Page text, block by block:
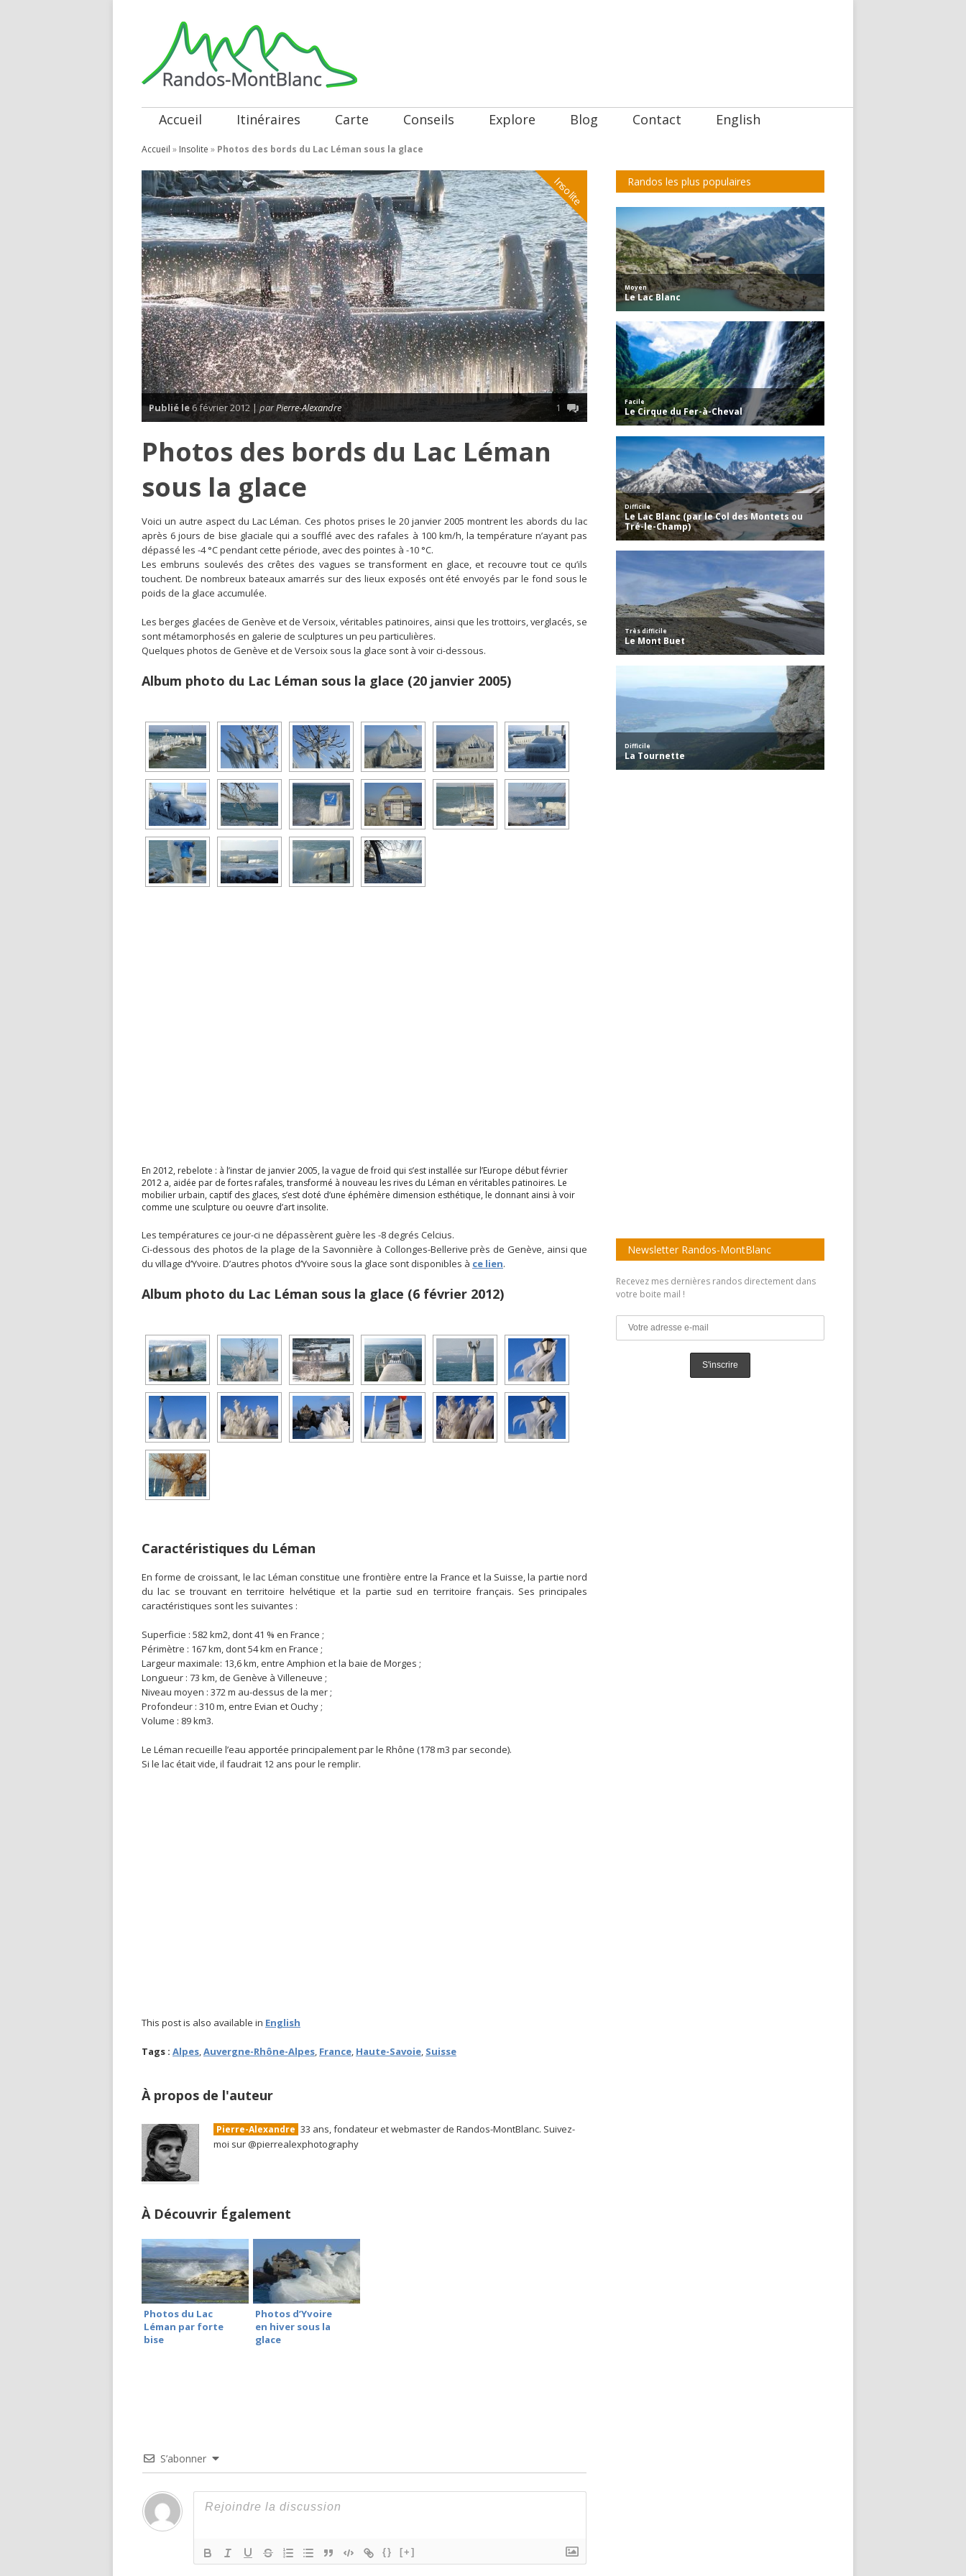
Accueil Itinéraires Carte Conseils Explore Blog Contact English
Accueil » Insolite » Photos des bords du Lac Léman sous la glace
Insolite
Publié le6 février 2012 | parPierre-Alexandre 1
Photos des bords du Lac Léman
sous la glace
Voici un autre aspect du Lac Léman. Ces photos prises le 20 janvier 2005 montrent les abords du lac
après 6 jours de bise glaciale qui a soufflé avec des rafales à 100 km/h, la température n’ayant pas
dépassé les -4 °C pendant cette période, avec des pointes à -10 °C.
Les embruns soulevés des crêtes des vagues se transforment en glace, et recouvre tout ce qu’ils
touchent. De nombreux bateaux amarrés sur des lieux exposés ont été envoyés par le fond sous le
poids de la glace accumulée.
Les berges glacées de Genève et de Versoix, véritables patinoires, ainsi que les trottoirs, verglacés, se
sont métamorphosés en galerie de sculptures un peu particulières.
Quelques photos de Genève et de Versoix sous la glace sont à voir ci-dessous.
Album photo du Lac Léman sous la glace (20 janvier 2005)
En 2012, rebelote : à l’instar de janvier 2005, la vague de froid qui s’est installée sur l’Europe début février
2012 a, aidée par de fortes rafales, transformé à nouveau les rives du Léman en véritables patinoires. Le
mobilier urbain, captif des glaces, s’est doté d’une éphémère dimension esthétique, le donnant ainsi à voir
comme une sculpture ou oeuvre d’art insolite.
Les températures ce jour-ci ne dépassèrent guère les -8 degrés Celcius.
Ci-dessous des photos de la plage de la Savonnière à Collonges-Bellerive près de Genève, ainsi que
du village d’Yvoire. D’autres photos d’Yvoire sous la glace sont disponibles à ce lien.
Album photo du Lac Léman sous la glace (6 février 2012)
Caractéristiques du Léman
En forme de croissant, le lac Léman constitue une frontière entre la France et la Suisse, la partie nord
du lac se trouvant en territoire helvétique et la partie sud en territoire français. Ses principales
caractéristiques sont les suivantes :
Superficie : 582 km2, dont 41 % en France ;
Périmètre : 167 km, dont 54 km en France ;
Largeur maximale: 13,6 km, entre Amphion et la baie de Morges ;
Longueur : 73 km, de Genève à Villeneuve ;
Niveau moyen : 372 m au-dessus de la mer ;
Profondeur : 310 m, entre Evian et Ouchy ;
Volume : 89 km3.
Le Léman recueille l’eau apportée principalement par le Rhône (178 m3 par seconde).
Si le lac était vide, il faudrait 12 ans pour le remplir.
This post is also available in English
Tags : Alpes,Auvergne-Rhône-Alpes, France, Haute-Savoie, Suisse
À propos de l'auteur
Pierre-Alexandre 33 ans, fondateur et webmaster de Randos-MontBlanc. Suivez-
moi sur @pierrealexphotography
À Découvrir Également
Photos du Lac
Léman par forte
bise
Photos d’Yvoire
en hiver sous la
glace
S’abonner
{} [+]
Randos les plus populaires
Newsletter Randos-MontBlanc
Recevez mes dernières randos directement dans
votre boite mail !